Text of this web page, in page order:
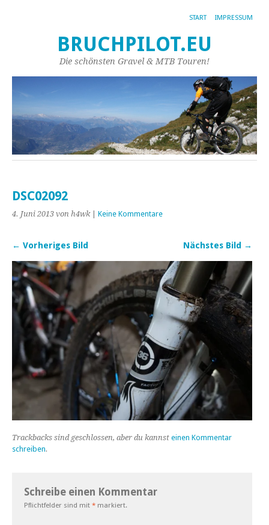
START IMPRESSUM
BRUCHPILOT.EU
Die schönsten Gravel & MTB Touren!
DSC02092
4. Juni 2013 von h4wk| Keine Kommentare
← Vorheriges Bild Nächstes Bild →
Trackbacks sind geschlossen, aber du kannst einen Kommentar
schreiben.
Schreibe einen Kommentar
Pflichtfelder sind mit * markiert.